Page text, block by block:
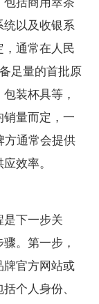
统以及收银系
，通常在人民
足量的首批原
装杯具等，
销量而定，一
方通常会提供
效率。
下一步关
。第一步，
牌官方网站或
个人身份、